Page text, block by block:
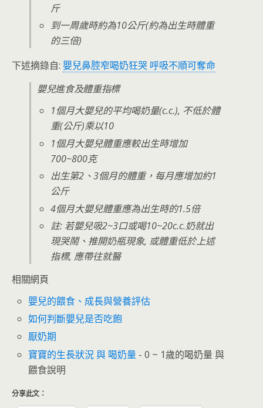
斤
到一周歲時約為10公斤(約為出生時體重
的三倍)
下述摘錄自: 嬰兒鼻腔窄喝奶狂哭 呼吸不順可奪命
嬰兒進食及體重指標
1個月大嬰兒的平均喝奶量(c.c.), 不低於體
重(公斤)乘以10
1個月大嬰兒體重應較出生時增加
700~800克
出生第2、3個月的體重，每月應增加約1
公斤
4個月大嬰兒體重應為出生時的1.5倍
註: 若嬰兒吸2~3口或喝10~20c.c.奶就出
現哭鬧、推開奶瓶現象, 或體重低於上述
指標, 應帶往就醫
相關網頁
嬰兒的餵食、成長與營養評估
如何判斷嬰兒是否吃飽
厭奶期
寶寶的生長狀況 與 喝奶量 - 0 ~ 1歲的喝奶量 與
餵食說明
分享此文：